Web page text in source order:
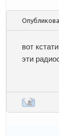
вот
эти